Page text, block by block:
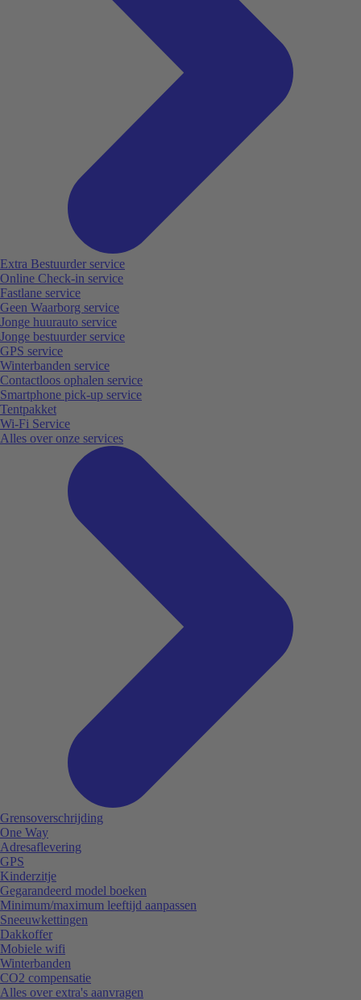
Extra Bestuurder service
Online Check-in service
Fastlane service
Geen Waarborg service
Jonge huurauto service
Jonge bestuurder service
GPS service
Winterbanden service
Contactloos ophalen service
Smartphone pick-up service
Tentpakket
Wi-Fi Service
Alles over onze services
Grensoverschrijding
One Way
Adresaflevering
GPS
Kinderzitje
Gegarandeerd model boeken
Minimum/maximum leeftijd aanpassen
Sneeuwkettingen
Dakkoffer
Mobiele wifi
Winterbanden
CO2 compensatie
Alles over extra's aanvragen